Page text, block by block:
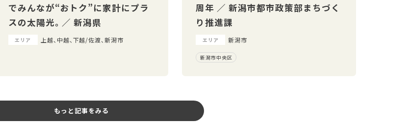
でみんなが“おトク”に家計にプラ
スの太陽光。 ／ 新潟県
エリア 上越、中越、下越/佐渡、新潟市
周年 ／ 新潟市都市政策部まちづく
り推進課
エリア 新潟市
新潟市中央区
もっと記事をみる